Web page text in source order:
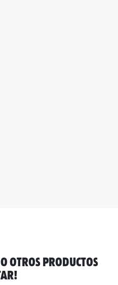
OTROS PRODUCTOS